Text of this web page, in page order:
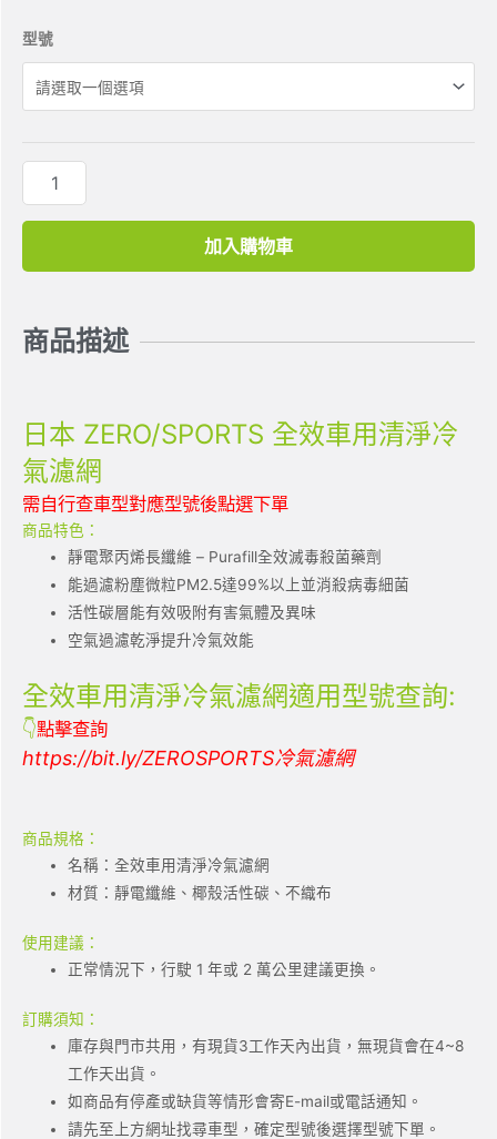
型號
加入購物車
商品描述
日本 ZERO/SPORTS 全效車用清淨冷
氣濾網
需自行查車型對應型號後點選下單
商品特色：
靜電聚丙烯長纖維 – Purafill全效滅毒殺菌藥劑
能過濾粉塵微粒PM2.5達99%以上並消殺病毒細菌
活性碳層能有效吸附有害氣體及異味
空氣過濾乾淨提升冷氣效能
全效車用清淨冷氣濾網適用型號查詢:
👇點擊查詢
https://bit.ly/ZEROSPORTS冷氣濾網
商品規格：
名稱：全效車用清淨冷氣濾網
材質：靜電纖維、椰殼活性碳、不織布
使用建議：
正常情況下，行駛 1 年或 2 萬公里建議更換。
訂購須知：
庫存與門市共用，有現貨3工作天內出貨，無現貨會在4~8
工作天出貨。
如商品有停產或缺貨等情形會寄E-mail或電話通知。
請先至上方網址找尋車型，確定型號後選擇型號下單。